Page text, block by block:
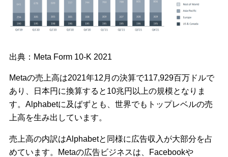
出典：Meta Form 10-K 2021
Metaの売上高は2021年12月の決算で117,929百万ドルで
あり、日本円に換算すると10兆円以上の規模となりま
す。Alphabetに及ばずとも、世界でもトップレベルの売
上高を生み出しています。
売上高の内訳はAlphabetと同様に広告収入が大部分を占
めています。Metaの広告ビジネスは、Facebookや